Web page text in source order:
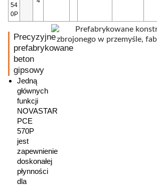
54
0P
Precyzyjne
prefabrykowane
beton
gipsowy
Jedną
głównych
funkcji
NOVASTAR
PCE
570P
jest
zapewnienie
doskonałej
płynności
dla